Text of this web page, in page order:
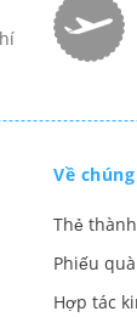
Về
Thẻ
Phiếu
Hợp tác